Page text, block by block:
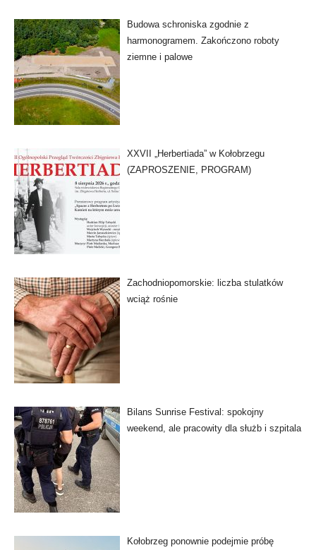
Budowa schroniska zgodnie z
harmonogramem. Zakończono roboty
ziemne i palowe
XXVII „Herbertiada” w Kołobrzegu
(ZAPROSZENIE, PROGRAM)
Zachodniopomorskie: liczba stulatków
wciąż rośnie
Bilans Sunrise Festival: spokojny
weekend, ale pracowity dla służb i szpitala
Kołobrzeg ponownie podejmie próbę